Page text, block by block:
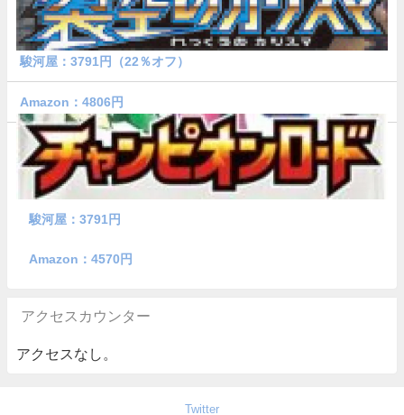
駿河屋：3791円（22％オフ）
Amazon：4806円
駿河屋：3791円
Amazon：4570円
アクセスカウンター
アクセスなし。
Twitter